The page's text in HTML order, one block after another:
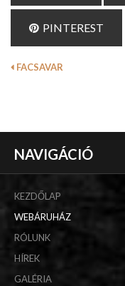
PINTEREST
FACSAVAR
NAVIGÁCIÓ
KEZDŐLAP
WEBÁRUHÁZ
RÓLUNK
HÍREK
GALÉRIA